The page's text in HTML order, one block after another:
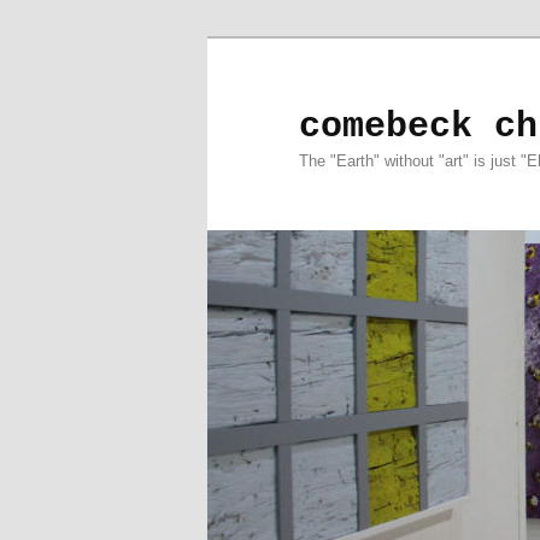
comebeck
The "Earth" without "art" is just